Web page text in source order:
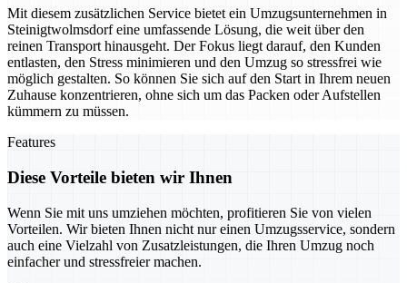
Mit diesem zusätzlichen Service bietet ein Umzugsunternehmen in
Steinigtwolmsdorf eine umfassende Lösung, die weit über den
reinen Transport hinausgeht. Der Fokus liegt darauf, den Kunden
entlasten, den Stress minimieren und den Umzug so stressfrei wie
möglich gestalten. So können Sie sich auf den Start in Ihrem neuen
Zuhause konzentrieren, ohne sich um das Packen oder Aufstellen
kümmern zu müssen.
Features
Diese Vorteile bieten wir Ihnen
Wenn Sie mit uns umziehen möchten, profitieren Sie von vielen
Vorteilen. Wir bieten Ihnen nicht nur einen Umzugsservice, sondern
auch eine Vielzahl von Zusatzleistungen, die Ihren Umzug noch
einfacher und stressfreier machen.